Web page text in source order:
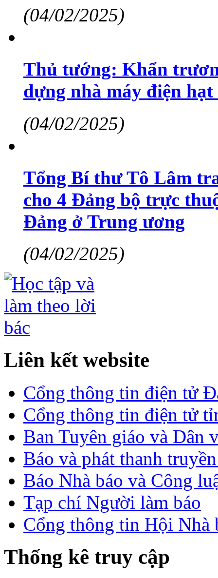
(04/02/2025)
Thủ tướng: Khẩn
dựng nhà máy điện
(04/02/2025)
Tổng Bí thư Tô Lâm
cho 4 Đảng bộ trực
Đảng ở Trung ương
(04/02/2025)
Liên kết website
Cổng thông tin điện tử
Cổng thông tin điện tử
Ban Tuyên giáo và Dân
Báo và phát thanh
Báo Nhà báo và Công
Tạp chí Người làm báo
Cổng thông tin Hội Nhà
Thống kê truy cập